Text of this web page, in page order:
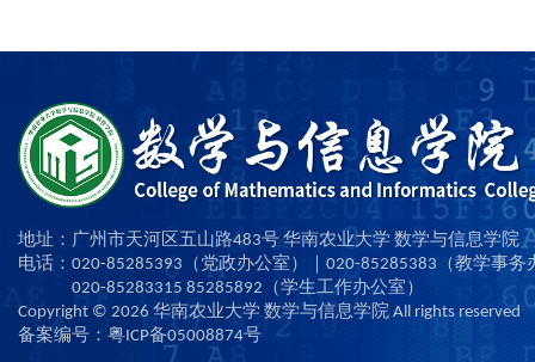
地址：广州市天河区五山路483号 华南农业大学 数学与信息学院
电话：020-85285393（党政办公室）｜020-85285383（教学事务
020-85283315 85285892（学生工作办公室）
Copyright © 2026 华南农业大学 数学与信息学院 All rights reserved
备案编号：粤ICP备05008874号